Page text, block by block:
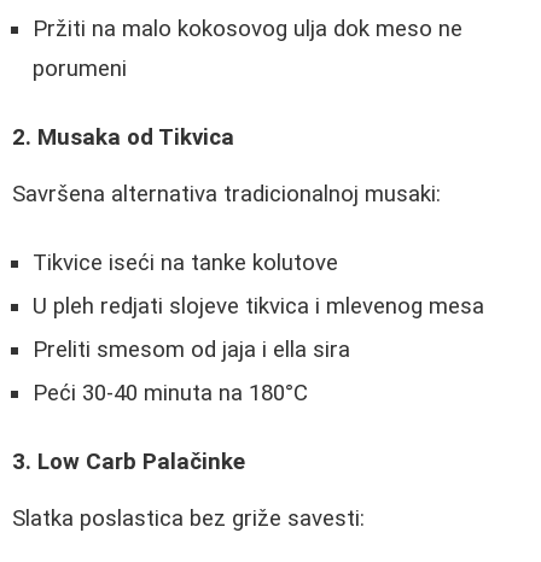
Pržiti na malo kokosovog ulja dok meso ne
porumeni
2. Musaka od Tikvica
Savršena alternativa tradicionalnoj musaki:
Tikvice iseći na tanke kolutove
U pleh redjati slojeve tikvica i mlevenog mesa
Preliti smesom od jaja i ella sira
Peći 30-40 minuta na 180°C
3. Low Carb Palačinke
Slatka poslastica bez griže savesti: